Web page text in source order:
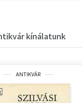
kínálatunk
ANTIKVÁR